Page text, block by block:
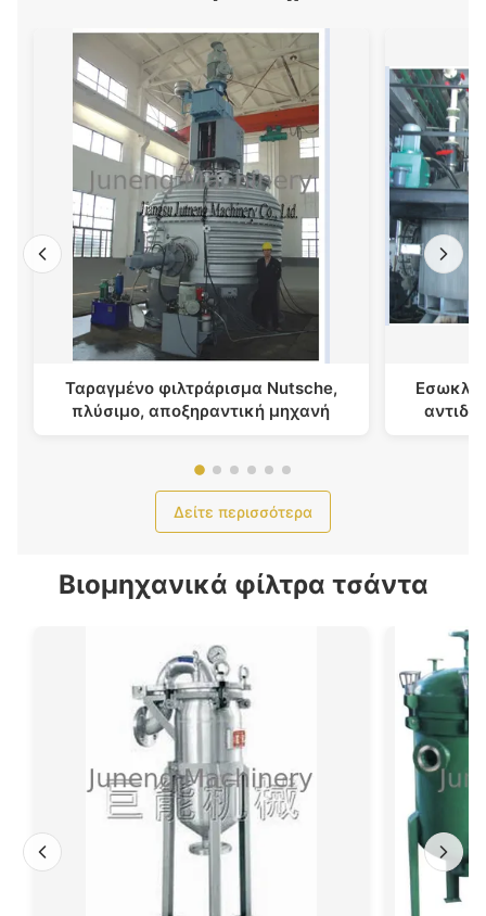
Ταραγμένο φιλτράρισμα Nutsche,
πλύσιμο, αποξηραντική μηχανή
Δείτε περισσότερα
Βιομηχανικά φίλτρα τσάντα